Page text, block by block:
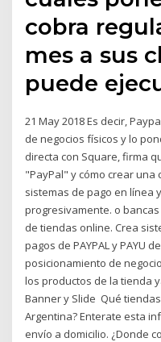
cobra
mes a sus
puede
21 May 2018 Es decir,
de negocios físicos y lo
directa con Square, firma
"PayPal" y cómo crear una
sistemas de pago en línea
progresivamente. o
de tiendas online. Crea
pagos de PAYPAL y PAYU
posicionamiento de
los productos de la tienda
Banner y Slide Qué
Argentina? Enterate esta
envío a domicilio. ¿Donde